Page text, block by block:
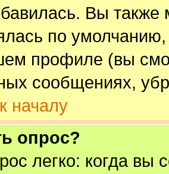
Вы также
по
профиле (вы
сообщениях,
началу
опрос?
легко: когда вы